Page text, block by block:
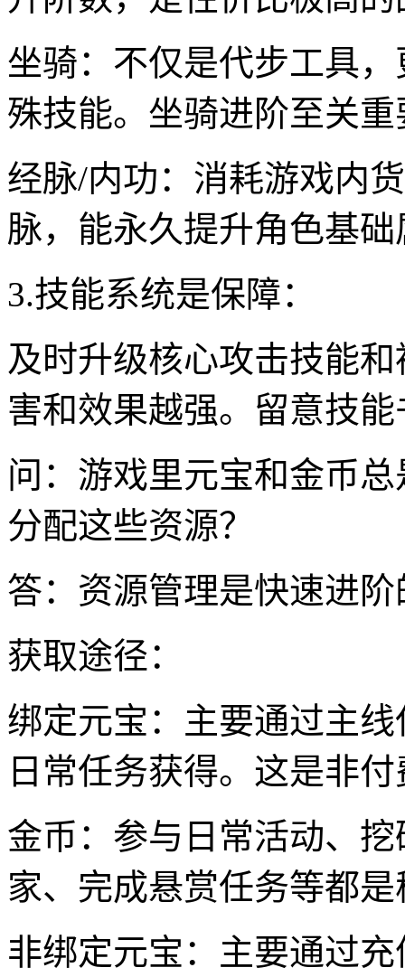
坐骑：不仅是代步工具
殊技能。坐骑进阶至关重
经脉/内功：消耗游戏内
脉，能永久提升角色基础
3.技能系统是保障：
及时升级核心攻击技能
害和效果越强。留意技
问：游戏里元宝和金币
分配这些资源？
答：资源管理是快速进
获取途径：
绑定元宝：主要通过主
日常任务获得。这是非
金币：参与日常活动、
家、完成悬赏任务等都
非绑定元宝：主要通过